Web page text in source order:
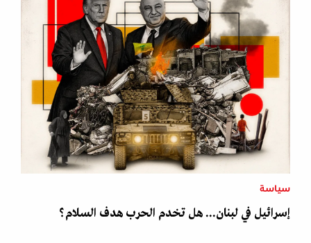
سياسة
إسرائيل في لبنان... هل تخدم الحرب هدف السلام؟